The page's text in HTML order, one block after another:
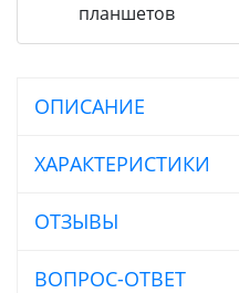
планшетов
ОПИСАНИЕ
ХАРАКТЕРИСТИКИ
ОТЗЫВЫ
ВОПРОС-ОТВЕТ